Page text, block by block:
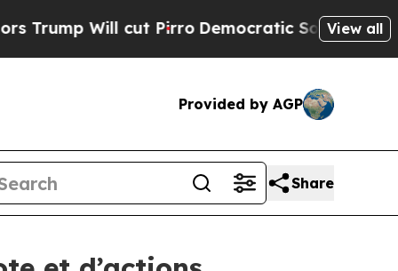
Will cut PirroDemocratic Socialists ofView all
Provided by AGP
Share